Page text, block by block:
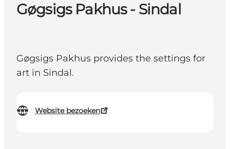
Gøgsigs Pakhus - Sindal
Gøgsigs Pakhus provides the settings for
art in Sindal.
Website bezoeken